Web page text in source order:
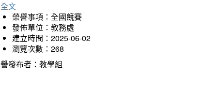
文
榮譽事項：全國競賽
發佈單位：教務處
建立時間：2025-06-02
瀏覽次數：268
發布者：教學組